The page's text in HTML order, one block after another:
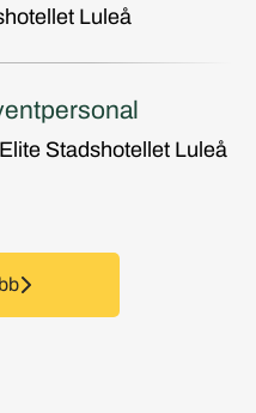
Luleå
Elite Stadshotellet Luleå